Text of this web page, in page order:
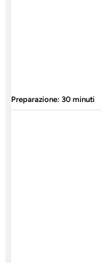
Preparazione: 30 minuti